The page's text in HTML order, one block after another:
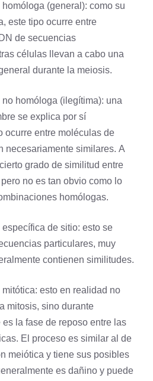
(general): como su
este tipo ocurre entre
de secuencias
células llevan a cabo una
durante la meiosis.
homóloga (ilegítima): una
se explica por sí
ocurre entre moléculas de
necesariamente similares. A
grado de similitud entre
no es tan obvio como lo
homólogas.
de sitio: esto se
particulares, muy
contienen similitudes.
esto en realidad no
mitosis, sino durante
es la fase de reposo entre las
El proceso es similar al de
meiótica y tiene sus posibles
es dañino y puede